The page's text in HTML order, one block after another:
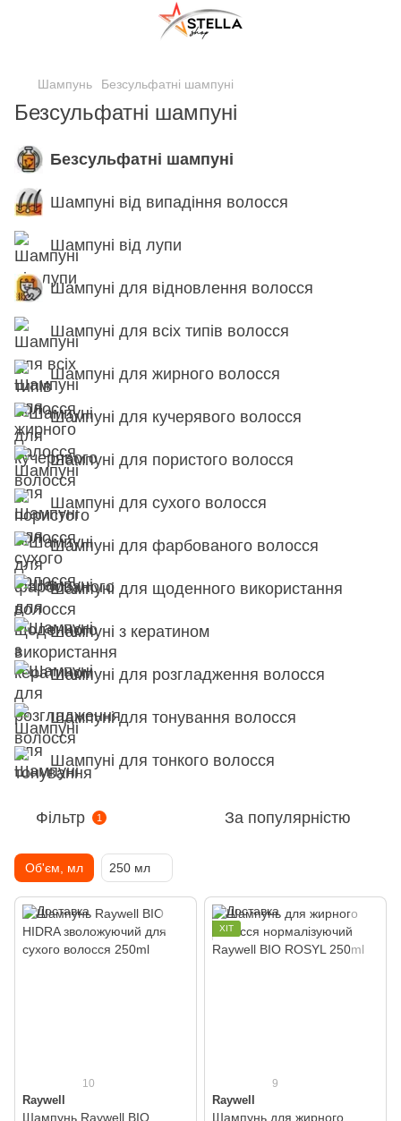
Шампунь Безсульфатні шампуні
Безсульфатні шампуні
Безсульфатні шампуні
Шампуні від випадіння волосся
Шампуні від лупи
Шампуні для відновлення волосся
Шампуні для всіх типів волосся
Шампуні для жирного волосся
Шампуні для кучерявого волосся
Шампуні для пористого волосся
Шампуні для сухого волосся
Шампуні для фарбованого волосся
Шампуні для щоденного використання
Шампуні з кератином
Шампуні для розгладження волосся
Шампуні для тонування волосся
Шампуні для тонкого волосся
Фільтр 1 За популярністю
Об'єм, мл 250 мл
10
Raywell
Шампунь Raywell BIO
ХІТ
9
Raywell
Шампунь для жирного